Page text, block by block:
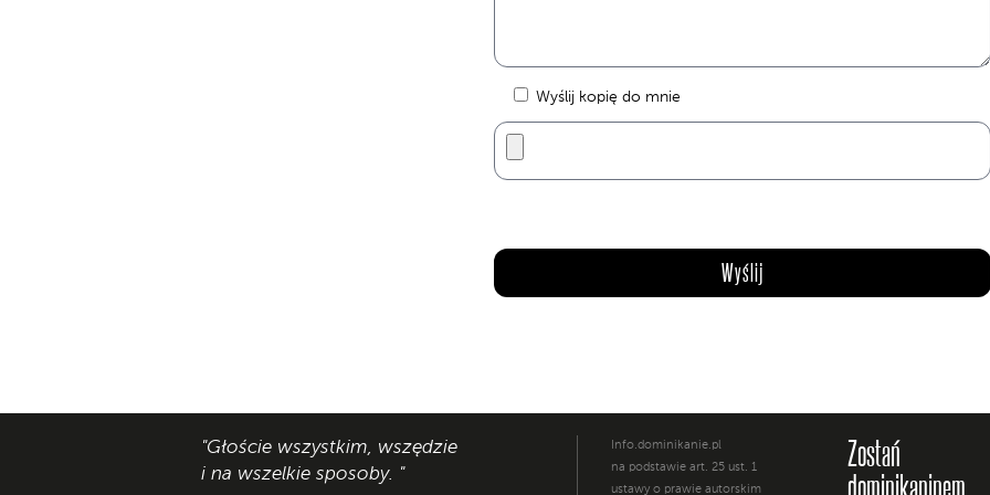
Wyślij kopię do mnie
"Głoście wszystkim, wszędzie
i na wszelkie sposoby. "
Info.dominikanie.pl
na podstawie art. 25 ust. 1
ustawy o prawie autorskim
Zostań
dominikaninem